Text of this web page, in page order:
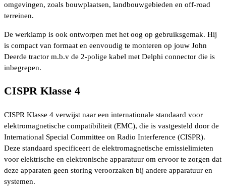
omgevingen, zoals bouwplaatsen, landbouwgebieden en off-road
terreinen.
De werklamp is ook ontworpen met het oog op gebruiksgemak. Hij
is compact van formaat en eenvoudig te monteren op jouw John
Deerde tractor m.b.v de 2-polige kabel met Delphi connector die is
inbegrepen.
CISPR Klasse 4
CISPR Klasse 4 verwijst naar een internationale standaard voor
elektromagnetische compatibiliteit (EMC), die is vastgesteld door de
International Special Committee on Radio Interference (CISPR).
Deze standaard specificeert de elektromagnetische emissielimieten
voor elektrische en elektronische apparatuur om ervoor te zorgen dat
deze apparaten geen storing veroorzaken bij andere apparatuur en
systemen.